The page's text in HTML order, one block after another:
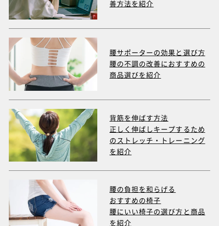
善方法を紹介
腰サポーターの効果と選び方
腰の不調の改善におすすめの
商品選びを紹介
背筋を伸ばす方法
正しく伸ばしキープするため
のストレッチ・トレーニング
を紹介
腰の負担を和らげる
おすすめの椅子
腰にいい椅子の選び方と商品
を紹介